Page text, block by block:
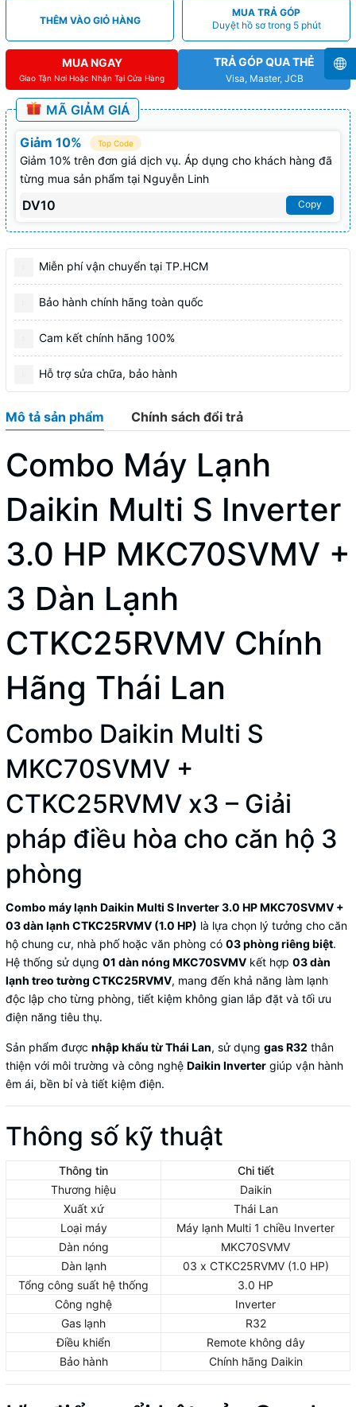
THÊM VÀO GIỎ HÀNG
MUA TRẢ GÓP
Duyệt hồ sơ trong 5 phút
MUA NGAY
Giao Tận Nơi Hoặc Nhận Tại Cửa Hàng
TRẢ GÓP QUA THẺ
Visa, Master, JCB
MÃ GIẢM GIÁ
Giảm 10% Top Code
Giảm 10% trên đơn giá dịch vụ. Áp dụng cho khách hàng đã
từng mua sản phẩm tại Nguyễn Linh
DV10 Copy
Miễn phí vận chuyển tại TP.HCM
Bảo hành chính hãng toàn quốc
Cam kết chính hãng 100%
Hỗ trợ sửa chữa, bảo hành
Mô tả sản phẩm Chính sách đổi trả
Combo Máy Lạnh
Daikin Multi S Inverter
3.0 HP MKC70SVMV +
3 Dàn Lạnh
CTKC25RVMV Chính
Hãng Thái Lan
Combo Daikin Multi S
MKC70SVMV +
CTKC25RVMV x3 – Giải
pháp điều hòa cho căn hộ 3
phòng
Combo máy lạnh Daikin Multi S Inverter 3.0 HP MKC70SVMV +
03 dàn lạnh CTKC25RVMV (1.0 HP) là lựa chọn lý tưởng cho căn
hộ chung cư, nhà phố hoặc văn phòng có 03 phòng riêng biệt.
Hệ thống sử dụng 01 dàn nóng MKC70SVMV kết hợp 03 dàn
lạnh treo tường CTKC25RVMV, mang đến khả năng làm lạnh
độc lập cho từng phòng, tiết kiệm không gian lắp đặt và tối ưu
điện năng tiêu thụ.
Sản phẩm được nhập khẩu từ Thái Lan, sử dụng gas R32 thân
thiện với môi trường và công nghệ Daikin Inverter giúp vận hành
êm ái, bền bỉ và tiết kiệm điện.
Thông số kỹ thuật
Thông tin
Chi tiết
Thương hiệu
Daikin
Xuất xứ
Thái Lan
Loại máy
Máy lạnh Multi 1 chiều Inverter
Dàn nóng
MKC70SVMV
Dàn lạnh
03 x CTKC25RVMV (1.0 HP)
Tổng công suất hệ thống
3.0 HP
Công nghệ
Inverter
Gas lạnh
R32
Điều khiển
Remote không dây
Bảo hành
Chính hãng Daikin